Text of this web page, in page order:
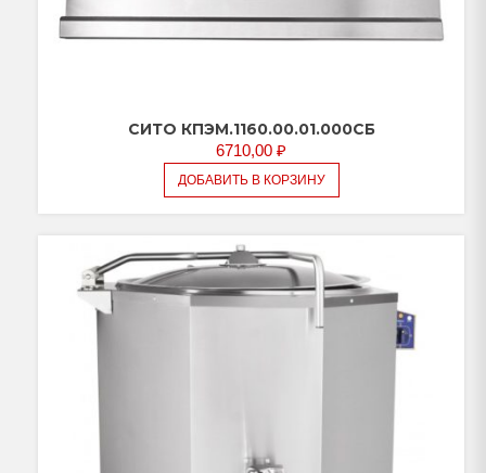
СИТО КПЭМ.1160.00.01.000СБ
6710,00 ₽
ДОБАВИТЬ В КОРЗИНУ